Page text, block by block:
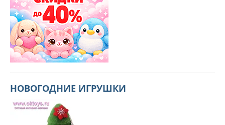
НОВОГОДНИЕ ИГРУШКИ